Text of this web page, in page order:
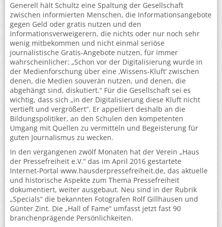
Generell hält Schultz eine Spaltung der Gesellschaft
zwischen informierten Menschen, die Informationsangebote
gegen Geld oder gratis nutzen und den
Informationsverweigerern, die nichts oder nur noch sehr
wenig mitbekommen und nicht einmal seriöse
journalistische Gratis-Angebote nutzen, für immer
wahrscheinlicher: „Schon vor der Digitalisierung wurde in
der Medienforschung über eine ‚Wissens-Kluft‘ zwischen
denen, die Medien souverän nutzen, und denen, die
abgehängt sind, diskutiert.“ Für die Gesellschaft sei es
wichtig, dass sich „in der Digitalisierung diese Kluft nicht
vertieft und vergrößert“. Er appelliert deshalb an die
Bildungspolitiker, an den Schulen den kompetenten
Umgang mit Quellen zu vermitteln und Begeisterung für
guten Journalismus zu wecken.
In den vergangenen zwölf Monaten hat der Verein „Haus
der Pressefreiheit e.V.“ das im April 2016 gestartete
Internet-Portal www.hausderpressefreiheit.de, das aktuelle
und historische Aspekte zum Thema Pressefreiheit
dokumentiert, weiter ausgebaut. Neu sind in der Rubrik
„Specials“ die bekannten Fotografen Rolf Gillhausen und
Günter Zint. Die „Hall of Fame“ umfasst jetzt fast 90
branchenprägende Persönlichkeiten.